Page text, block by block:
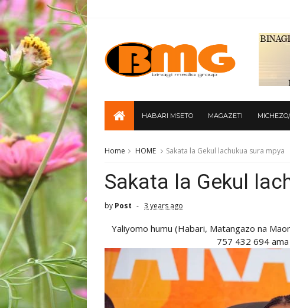
HABARI MSETO MAGAZETI
Home HOME Sakata la Gekul lachukua sura mpya
Sakata la Gekul
by Post 3 years ago
Yaliyomo humu (Habari, Matangazo na
757 432 694